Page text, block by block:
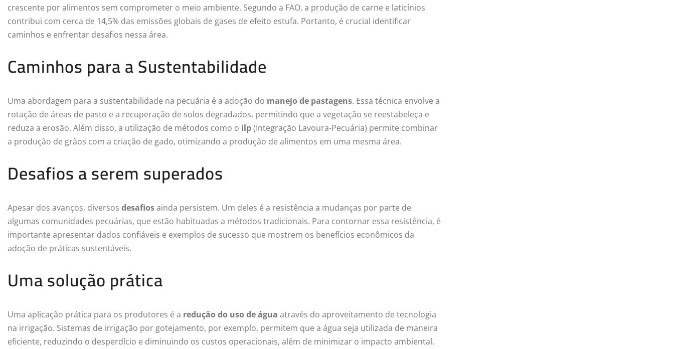
crescente por alimentos sem comprometer o meio ambiente. Segundo a FAO, a produção de carne e laticínios
contribui com cerca de 14,5% das emissões globais de gases de efeito estufa. Portanto, é crucial identificar
caminhos e enfrentar desafios nessa área.
Caminhos para a Sustentabilidade
Uma abordagem para a sustentabilidade na pecuária é a adoção do manejo de pastagens. Essa técnica envolve a
rotação de áreas de pasto e a recuperação de solos degradados, permitindo que a vegetação se reestabeleça e
reduza a erosão. Além disso, a utilização de métodos como o ilp(Integração Lavoura-Pecuária) permite combinar
a produção de grãos com a criação de gado, otimizando a produção de alimentos em uma mesma área.
Desafios a serem superados
Apesar dos avanços, diversos desafiosainda persistem. Um deles é a resistência a mudanças por parte de
algumas comunidades pecuárias, que estão habituadas a métodos tradicionais. Para contornar essa resistência, é
importante apresentar dados confiáveis e exemplos de sucesso que mostrem os benefícios econômicos da
adoção de práticas sustentáveis.
Uma solução prática
Uma aplicação prática para os produtores é a redução do uso de água através do aproveitamento de tecnologia
na irrigação. Sistemas de irrigação por gotejamento, por exemplo, permitem que a água seja utilizada de maneira
eficiente, reduzindo o desperdício e diminuindo os custos operacionais, além de minimizar o impacto ambiental.